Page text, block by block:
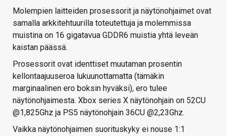
Molempien laitteiden prosessorit ja näytönohjaimet ovat
samalla arkkitehtuurilla toteutettuja ja molemmissa
muistina on 16 gigatavua GDDR6 muistia yhtä leveän
kaistan päässä.
Prosessorit ovat identtiset muutaman prosentin
kellontaajuuseroa lukuunottamatta (tämäkin
marginaalinen ero boksin hyväksi), ero tulee
näytönohjaimesta. Xbox series X näytönohjain on 52CU
@1,825Ghz ja PS5 näytönohjain 36CU @2,23Ghz.
Vaikka näytönohjaimen suorituskyky ei nouse 1:1